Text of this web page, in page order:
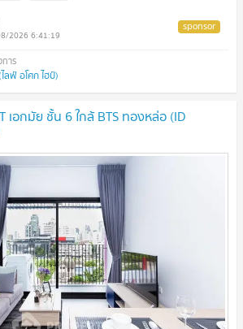
2026 6:41:19
ลฟ์ อโศก ไฮป์)
เอกมัย ชั้น 6 ใกล้ BTS ทองหล่อ (ID